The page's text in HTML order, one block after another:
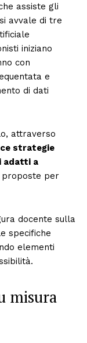
assiste gli
avvale di tre
iniziano
con
e
di dati
attraverso
strategie
adatti a
proposte per
docente sulla
specifiche
elementi
misura